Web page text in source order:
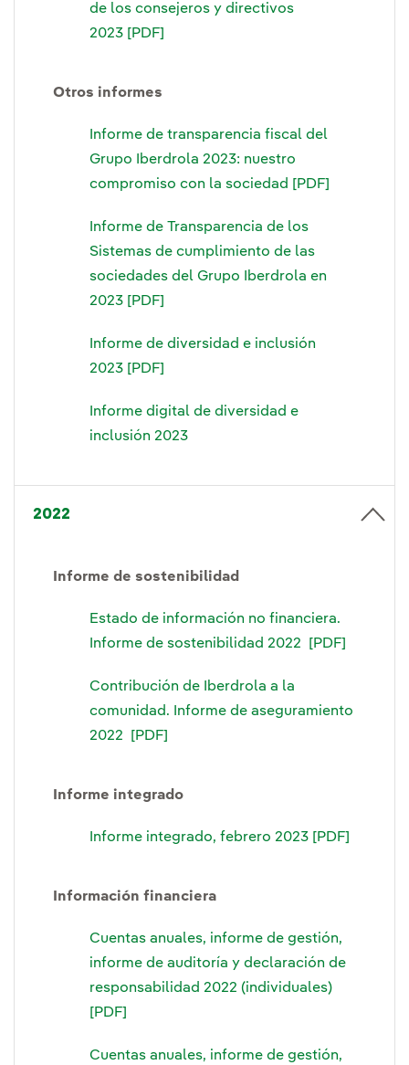
de los consejeros y directivos
2023 [PDF]
Otros informes
Informe de transparencia fiscal del
Grupo Iberdrola 2023: nuestro
compromiso con la sociedad [PDF]
Informe de Transparencia de los
Sistemas de cumplimiento de las
sociedades del Grupo Iberdrola en
2023 [PDF]
Informe de diversidad e inclusión
2023 [PDF]
Informe digital de diversidad e
inclusión 2023
2022
Informe de sostenibilidad
Estado de información no financiera.
Informe de sostenibilidad 2022 [PDF]
Contribución de Iberdrola a la
comunidad. Informe de aseguramiento
2022 [PDF]
Informe integrado
Informe integrado, febrero 2023 [PDF]
Información financiera
Cuentas anuales, informe de gestión,
informe de auditoría y declaración de
responsabilidad 2022 (individuales)
[PDF]
Cuentas anuales, informe de gestión,